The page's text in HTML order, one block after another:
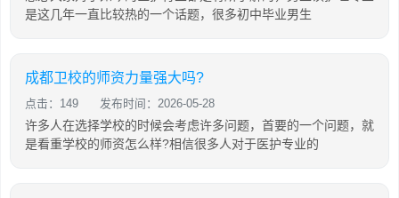
是这几年一直比较热的一个话题，很多初中毕业男生
成都卫校的师资力量强大吗?
点击：149 发布时间：2026-05-28
许多人在选择学校的时候会考虑许多问题，首要的一个问题，就
是看重学校的师资怎么样?相信很多人对于医护专业的